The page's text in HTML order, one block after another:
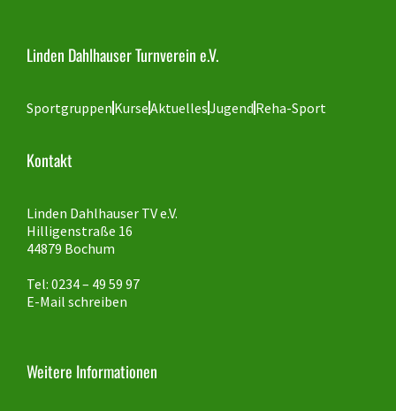
Linden Dahlhauser Turnverein e.V.
Sportgruppen KurseAktuellesJugend Reha-Sport
Kontakt
Linden Dahlhauser TV e.V.
Hilligenstraße 16
44879 Bochum
Tel: 0234 – 49 59 97
E-Mail schreiben
Weitere Informationen